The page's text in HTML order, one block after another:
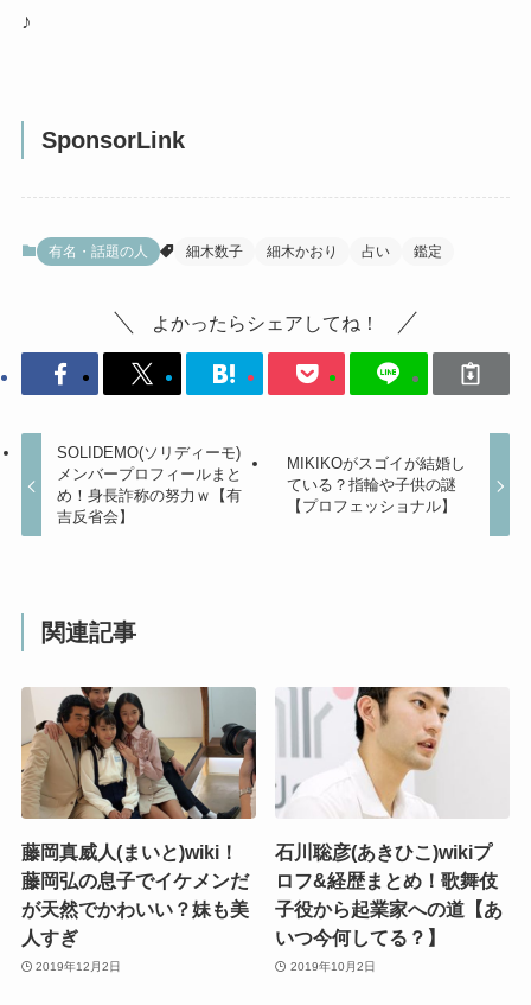
♪
SponsorLink
有名・話題の人 細木数子 細木かおり 占い 鑑定
よかったらシェアしてね！
SOLIDEMO(ソリディーモ)
メンバープロフィールまと
め！身長詐称の努力ｗ【有
吉反省会】
MIKIKOがスゴイが結婚し
ている？指輪や子供の謎
【プロフェッショナル】
関連記事
藤岡真威人(まいと)wiki！
藤岡弘の息子でイケメンだ
が天然でかわいい？妹も美
人すぎ
2019年12月2日
石川聡彦(あきひこ)wikiプ
ロフ&経歴まとめ！歌舞伎
子役から起業家への道【あ
いつ今何してる？】
2019年10月2日